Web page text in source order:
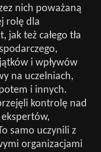
nich poważaną
rolę dla
też całego tła
i wpływów
na uczelniach,
i innych.
kontrolę nad
samo uczynili z
organizacjami